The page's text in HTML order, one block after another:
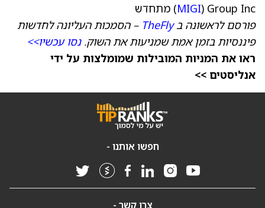
(MIGI) Group Inc מתחדש
פורסם לראשונה בTheFly – הסמכות העליונה לחדשות
פיננסיות בזמן אמת שמניעות את השוק.נסו עכשיו>>
ראו את המניות המובילות שמומלצות על ידי
אנליסטים >>
חפשו אותנו -
צרו קשר -